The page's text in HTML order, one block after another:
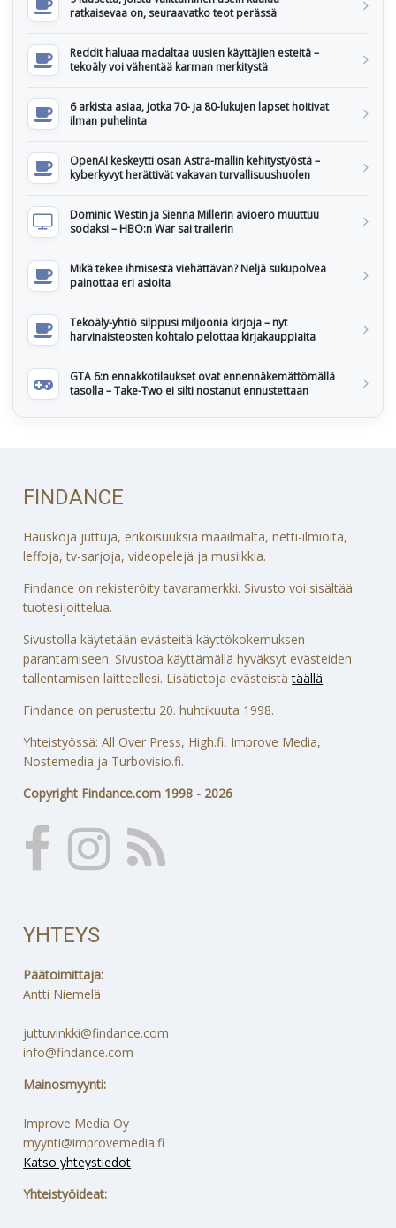
ratkaisevaa on, seuraavatko teot perässä
Reddit haluaa madaltaa uusien käyttäjien esteitä –
tekoäly voi vähentää karman merkitystä
6 arkista asiaa, jotka 70- ja 80-lukujen lapset hoitivat
ilman puhelinta
OpenAI keskeytti osan Astra-mallin kehitystyöstä –
kyberkyvyt herättivät vakavan turvallisuushuolen
Dominic Westin ja Sienna Millerin avioero muuttuu
sodaksi – HBO:n War sai trailerin
Mikä tekee ihmisestä viehättävän? Neljä sukupolvea
painottaa eri asioita
Tekoäly-yhtiö silppusi miljoonia kirjoja – nyt
harvinaisteosten kohtalo pelottaa kirjakauppiaita
GTA 6:n ennakkotilaukset ovat ennennäkemättömällä
tasolla – Take-Two ei silti nostanut ennustettaan
FINDANCE
Hauskoja juttuja, erikoisuuksia maailmalta, netti-ilmiöitä,
leffoja, tv-sarjoja, videopelejä ja musiikkia.
Findance on rekisteröity tavaramerkki. Sivusto voi sisältää
tuotesijoittelua.
Sivustolla käytetään evästeitä käyttökokemuksen
parantamiseen. Sivustoa käyttämällä hyväksyt evästeiden
tallentamisen laitteellesi. Lisätietoja evästeistätäällä.
Findance on perustettu 20. huhtikuuta 1998.
Yhteistyössä: All Over Press, High.fi, Improve Media,
Nostemedia ja Turbovisio.fi.
Copyright Findance.com 1998 - 2026
YHTEYS
Päätoimittaja:
Antti Niemelä
juttuvinkki@findance.com
info@findance.com
Mainosmyynti:
Improve Media Oy
myynti@improvemedia.fi
Katso yhteystiedot
Yhteistyöideat: